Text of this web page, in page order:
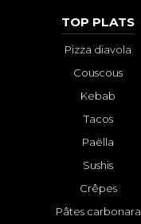
TOP PLATS
Pizza diavola
Couscous
Kebab
Tacos
Paëlla
Sushis
Crêpes
Pâtes carbonara